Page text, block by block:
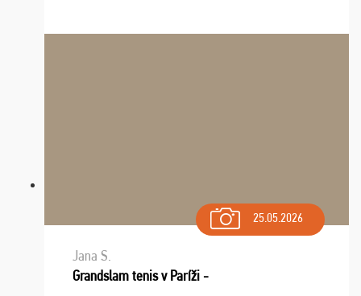
spomínať a zväžujeme repete budúci rok : ...
25.05.2026
Jana S.
Grandslam tenis v Paríži -